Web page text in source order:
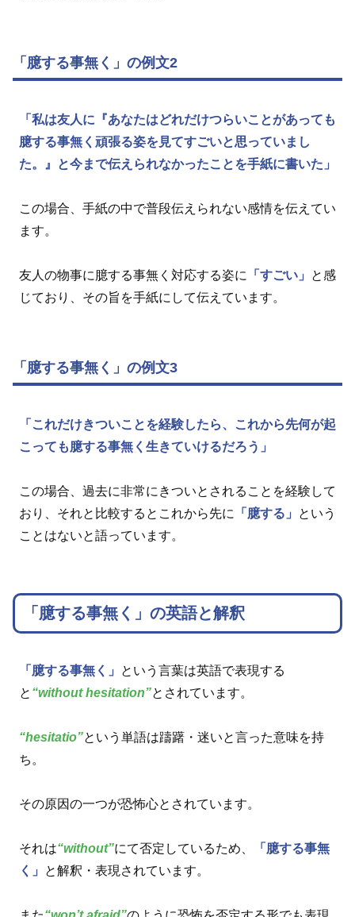
「臆する事無く」の例文2
「私は友人に『あなたはどれだけつらいことがあっても
臆する事無く頑張る姿を見てすごいと思っていまし
た。』と今まで伝えられなかったことを手紙に書いた」
この場合、手紙の中で普段伝えられない感情を伝えてい
ます。
友人の物事に臆する事無く対応する姿に 「すごい」
と感
じており、その旨を手紙にして伝えています。
「臆する事無く」の例文3
「これだけきついことを経験したら、これから先何が起
こっても臆する事無く生きていけるだろう」
この場合、過去に非常にきついとされることを経験して
おり、それと比較するとこれから先に
「臆する」
という
ことはないと語っています。
「臆する事無く」の英語と解釈
「臆する事無く」
という言葉は英語で表現する
と “without hesitation”とされています。
“hesitatio”という単語は躊躇・迷いと言った意味を持
ち。
その原因の一つが恐怖心とされています。
それは“without”にて否定しているため、
「臆する事無
く」
と解釈・表現されています。